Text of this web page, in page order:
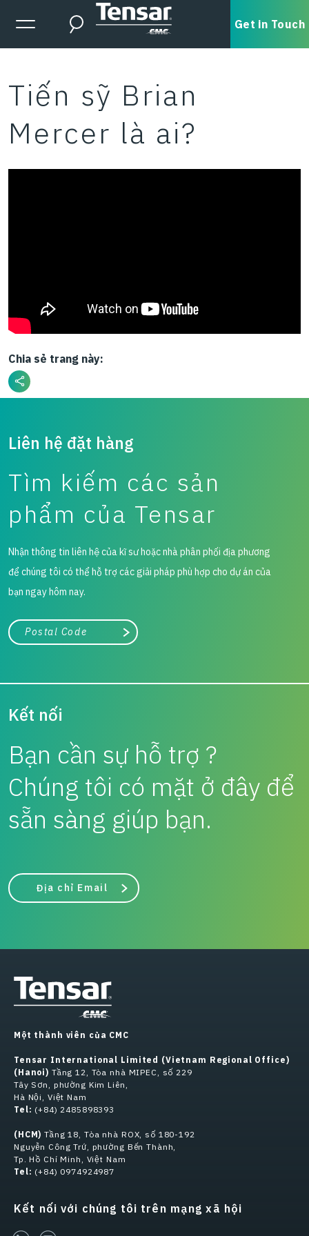
Skip to main content
Expanded Menu Toggle
Search Get in Touch
Tiến sỹ Brian
Mercer là ai?
Chia sẻ trang này:
Liên hệ đặt hàng
Tìm kiếm các sản
phẩm của Tensar
Nhận thông tin liên hệ của kĩ sư hoặc nhà phân phối địa phương
để chúng tôi có thể hỗ trợ các giải pháp phù hợp cho dự án của
bạn ngay hôm nay.
Thành phố, tiểu bang hoặc mã zip/bưu chính
Tìm kiếm
Kết nối
Bạn cần sự hỗ trợ ?
Chúng tôi có mặt ở đây để
sẵn sàng giúp bạn.
Địa chỉ Email
Một thành viên của CMC
Tensar International Limited (Vietnam Regional Office)
(Hanoi) Tầng 12, Tòa nhà MIPEC, số 229
Tây Sơn, phường Kim Liên,
Hà Nội, Việt Nam
Tel: (+84) 2485898393
(HCM) Tầng 18, Tòa nhà ROX, số 180-192
Nguyễn Công Trứ, phường Bến Thành,
Tp. Hồ Chí Minh, Việt Nam
Tel: (+84) 0974924987
Kết nối với chúng tôi trên mạng xã hội